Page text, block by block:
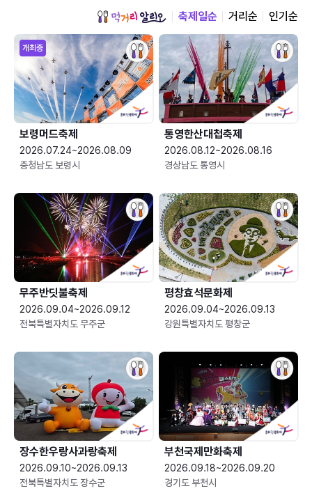
축제일순 거리순 인기순
개최중
보령머드축제
2026.07.24~2026.08.09
충청남도 보령시
통영한산대첩축제
2026.08.12~2026.08.16
경상남도 통영시
무주반딧불축제
2026.09.04~2026.09.12
전북특별자치도 무주군
평창효석문화제
2026.09.04~2026.09.13
강원특별자치도 평창군
장수한우랑사과랑축제
2026.09.10~2026.09.13
전북특별자치도 장수군
부천국제만화축제
2026.09.18~2026.09.20
경기도 부천시